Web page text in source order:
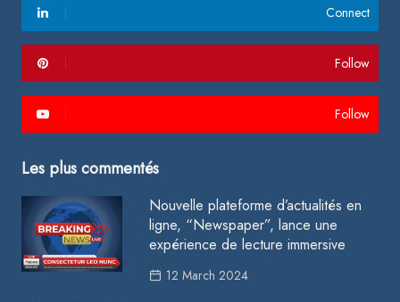
Connect
Follow
Follow
Les plus commentés
Nouvelle plateforme d’actualités en
ligne, “Newspaper”, lance une
expérience de lecture immersive
12 March 2024